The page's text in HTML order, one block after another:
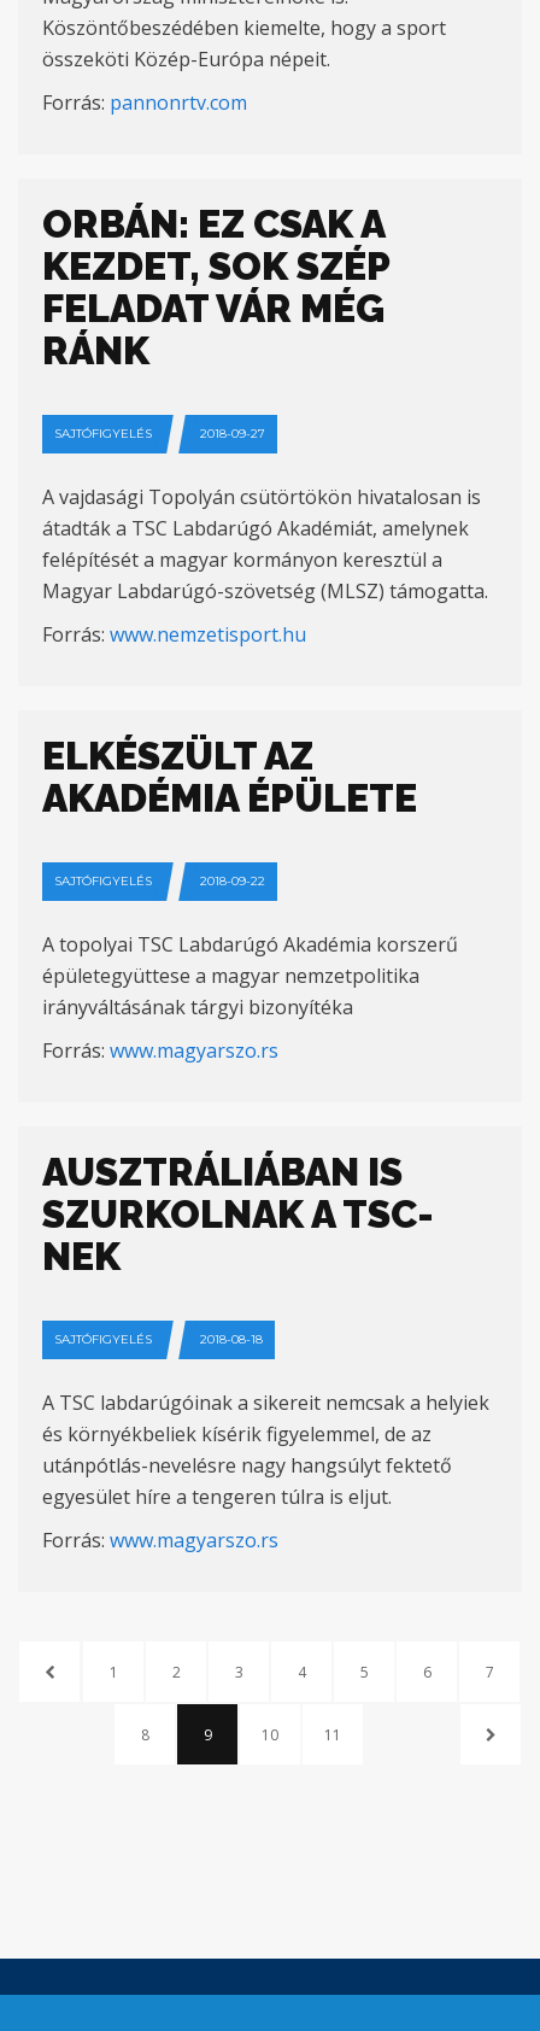
Köszöntőbeszédében kiemelte, hogy a sport
összeköti Közép-Európa népeit.
Forrás: pannonrtv.com
ORBÁN: EZ CSAK A
KEZDET, SOK SZÉP
FELADAT VÁR MÉG
RÁNK
SAJTÓFIGYELÉS 2018-09-27
A vajdasági Topolyán csütörtökön hivatalosan is
átadták a TSC Labdarúgó Akadémiát, amelynek
felépítését a magyar kormányon keresztül a
Magyar Labdarúgó-szövetség (MLSZ) támogatta.
Forrás: www.nemzetisport.hu
ELKÉSZÜLT AZ
AKADÉMIA ÉPÜLETE
SAJTÓFIGYELÉS 2018-09-22
A topolyai TSC Labdarúgó Akadémia korszerű
épületegyüttese a magyar nemzetpolitika
irányváltásának tárgyi bizonyítéka
Forrás: www.magyarszo.rs
AUSZTRÁLIÁBAN IS
SZURKOLNAK A TSC-
NEK
SAJTÓFIGYELÉS 2018-08-18
A TSC labdarúgóinak a sikereit nemcsak a helyiek
és környékbeliek kísérik figyelemmel, de az
utánpótlás-nevelésre nagy hangsúlyt fektető
egyesület híre a tengeren túlra is eljut.
Forrás: www.magyarszo.rs
1 2 3 4 5 6 7
8 9 10 11